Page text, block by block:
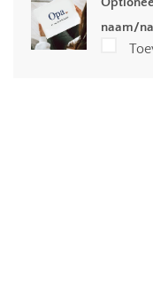
naam/